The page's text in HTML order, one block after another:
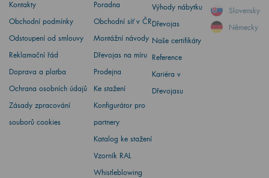
Kontakty
Obchodní podmínky
Odstoupení od smlouvy
Reklamační řád
Doprava a platba
Ochrana osobních údajů
Zásady zpracování
souborů cookies
Poradna
Obchodní síť v ČR
Montážní návody
Dřevojas na míru
Prodejna
Ke stažení
Konfigurátor pro
partnery
Katalog ke stažení
Vzorník RAL
Whistleblowing
Výhody nábytku
Dřevojas
Naše certifikáty
Reference
Kariéra v
Dřevojasu
Slovensky
Německy